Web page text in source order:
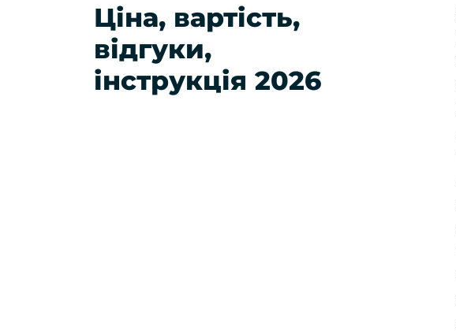
Ціна, вартість,
відгуки,
інструкція 2026